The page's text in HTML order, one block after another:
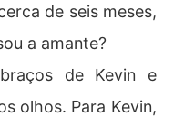
de seis meses,
a amante?
de Kevin e
olhos. Para Kevin,